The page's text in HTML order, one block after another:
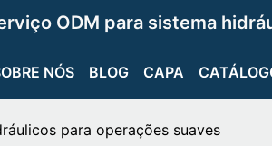
ODM para sistema
NÓS BLOG CAPA
para operações suaves